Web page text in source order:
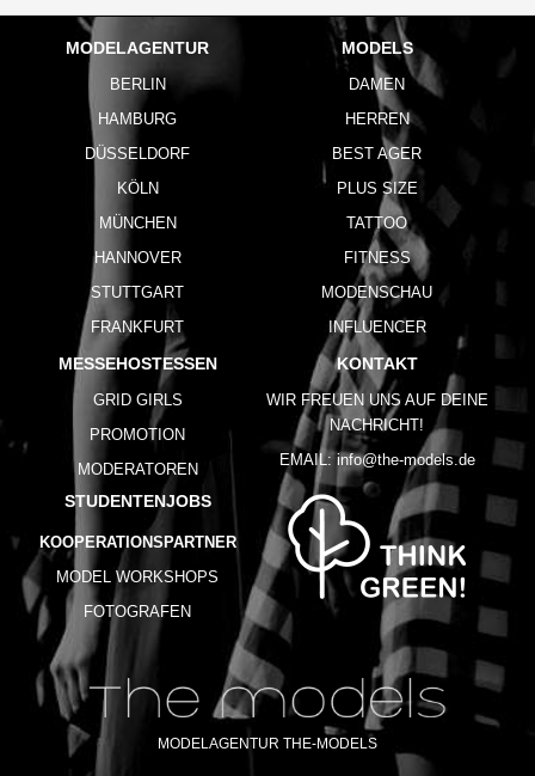
MODELAGENTUR
BERLIN
HAMBURG
DÜSSELDORF
KÖLN
MÜNCHEN
HANNOVER
STUTTGART
FRANKFURT
MODELS
DAMEN
HERREN
BEST AGER
PLUS SIZE
TATTOO
FITNESS
MODENSCHAU
INFLUENCER
MESSEHOSTESSEN
GRID GIRLS
PROMOTION
MODERATOREN
STUDENTENJOBS
KOOPERATIONSPARTNER
MODEL WORKSHOPS
FOTOGRAFEN
KONTAKT
WIR FREUEN UNS AUF DEINE
NACHRICHT!
EMAIL: info@the-models.de
MODELAGENTUR THE-MODELS